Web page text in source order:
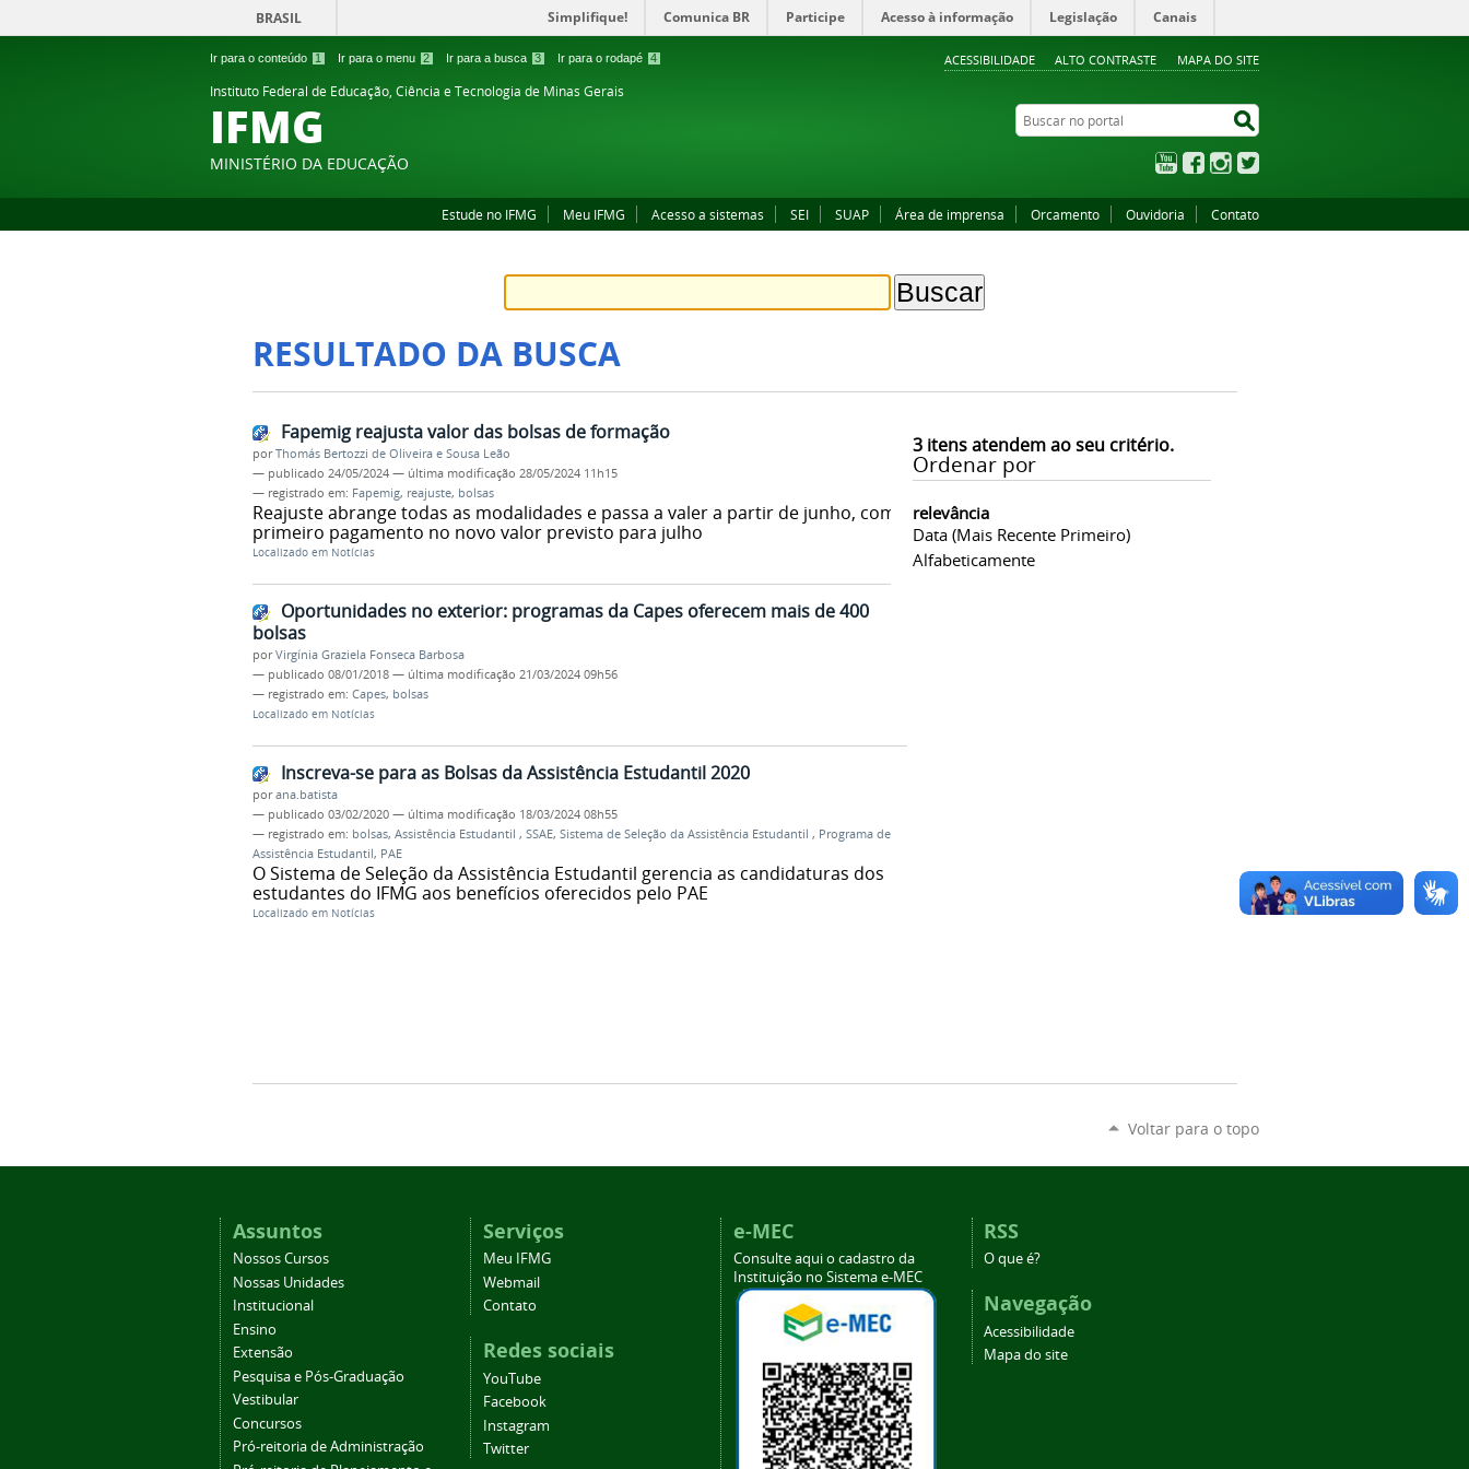
Ir para o conteúdo 1 Ir para o menu 2 Ir para a busca 3 Ir para o rodapé 4 ACESSIBILIDADE ALTO CONTRASTE MAPA DO SITE
BRASIL Simplifique! Comunica BR Participe Acesso à informação Legislação Canais
Instituto Federal de Educação, Ciência e Tecnologia de Minas Gerais
IFMG
MINISTÉRIO DA EDUCAÇÃO
Buscar no portal
YouTubeFacebookInstagram
Estude no IFMG Meu IFMG Acesso a sistemas SEI SUAP Área de imprensa Orcamento Ouvidoria Contato
RESULTADO DA BUSCA
3itens atendem ao seu critério.
Ordenar por
relevância
Data (mais Recente Primeiro)
Alfabeticamente
Fapemig reajusta valor das bolsas de formação
porThomás Bertozzi de Oliveira e Sousa Leão
— publicado 24/05/2024 — última modificação 28/05/2024 11h15
— registrado em: Fapemig, reajuste, bolsas
Reajuste abrange todas as modalidades e passa a valer a partir de junho, com
primeiro pagamento no novo valor previsto para julho
Localizado em Notícias
Oportunidades no exterior: programas da Capes oferecem mais de 400
bolsas
porVirgínia Graziela Fonseca Barbosa
— publicado 08/01/2018 — última modificação 21/03/2024 09h56
— registrado em: Capes, bolsas
Localizado em Notícias
Inscreva-se para as Bolsas da Assistência Estudantil 2020
porana.batista
— publicado 03/02/2020 — última modificação 18/03/2024 08h55
— registrado em: bolsas, Assistência Estudantil , SSAE, Sistema de Seleção da Assistência Estudantil , Programa de
Assistência Estudantil, PAE
O Sistema de Seleção da Assistência Estudantil gerencia as candidaturas dos
estudantes do IFMG aos benefícios oferecidos pelo PAE
Localizado em Notícias
Voltar para o topo
Assuntos
Nossos Cursos
Nossas Unidades
Institucional
Ensino
Extensão
Pesquisa e Pós-Graduação
Vestibular
Concursos
Pró-reitoria de Administração
Serviços
Meu IFMG
Webmail
Contato
Redes sociais
YouTube
Facebook
Instagram
Twitter
e-MEC
Consulte aqui o cadastro da
Instituição no Sistema e-MEC
RSS
O que é?
Navegação
Acessibilidade
Mapa do site